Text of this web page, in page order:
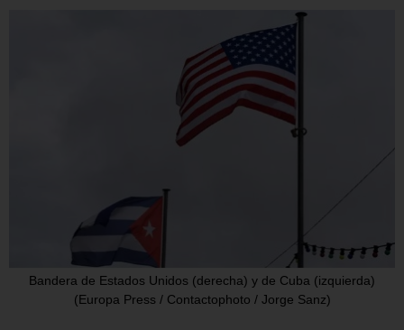
Bandera de Estados Unidos (derecha) y de Cuba (izquierda)
(Europa Press / Contactophoto / Jorge Sanz)